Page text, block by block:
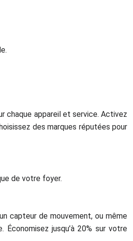
chaque appareil et service. Activez
des marques réputées pour
de votre foyer.
capteur de mouvement, ou même
jusqu’à 20% sur votre